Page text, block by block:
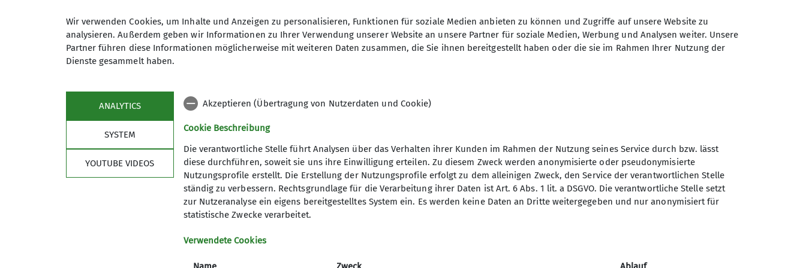
Kinder haben wir dazu gelernt, wie die Tourenauswahl mit Kindern (oft, aber nicht immer) gelingt:
Der Weg ist das Ziel. Die Gehzeit flexibel. Umplanen und an die Tagesform und –stimmung anpassen ein Muss. Es braucht
gute Pause– und Spielmöglichkeiten und irgendwas mit Wasser kommt immer gut an– verdoppelt halt das Gepäck.
Für das Jahr 2024 bieten wir 3 Wanderungen an– mit unterschiedlicher Länge, Dauer und Schwierigkeitsgrad. Und an
lauffreudige Kinder ab ca. 4 Jahren gedacht.
Die genaue Ausschreibung findet ihr auf der Homepage unserer Sektion.
Dabei wollen wir eure Anregungen und Meinungen gerne aufnehmen – z.B. wie weit ihr bereit wärt, für eine Wanderung zu
fahren: ob es im Zollernalbkreis sein soll, oder darüber hinaus. An welchem Alter der Kinder die Touren ausgerichtet sein
Und, wunderbar wäre es, wenn einige regelmäßig als Gruppe miteinander unterwegs sein möchten. Dann können wir uns
über WhatsApp o.ä.. zusammen schließen– auch für kurzfristig Unternehmung (Bsp. Schlittenwandern im Winter) oder
Treffen, bei denen wir etwas Neues ausprobieren… .
Anmeldung bis 25.08.2026
Sektion Ebingen des
Deutschen Alpenvereins e.V.
Schalksburgstr. 270
Wir verwenden Cookies, um Inhalte und Anzeigen zu personalisieren, Funktionen für soziale Medien anbieten zu können und Zugriffe auf unsere Website zu
analysieren. Außerdem geben wir Informationen zu Ihrer Verwendung unserer Website an unsere Partner für soziale Medien, Werbung und Analysen weiter. Unsere
Partner führen diese Informationen möglicherweise mit weiteren Daten zusammen, die Sie ihnen bereitgestellt haben oder die sie im Rahmen Ihrer Nutzung der
Dienste gesammelt haben.
ANALYTICS
SYSTEM
YOUTUBE VIDEOS
Akzeptieren (Übertragung von Nutzerdaten und Cookie)
Cookie Beschreibung
Die verantwortliche Stelle führt Analysen über das Verhalten ihrer Kunden im Rahmen der Nutzung seines Service durch bzw. lässt
diese durchführen, soweit sie uns ihre Einwilligung erteilen. Zu diesem Zweck werden anonymisierte oder pseudonymisierte
Nutzungsprofile erstellt. Die Erstellung der Nutzungsprofile erfolgt zu dem alleinigen Zweck, den Service der verantwortlichen Stelle
ständig zu verbessern. Rechtsgrundlage für die Verarbeitung ihrer Daten ist Art. 6 Abs. 1 lit. a DSGVO. Die verantwortliche Stelle setzt
zur Nutzeranalyse ein eigens bereitgestelltes System ein. Es werden keine Daten an Dritte weitergegeben und nur anonymisiert für
statistische Zwecke verarbeitet.
Verwendete Cookies